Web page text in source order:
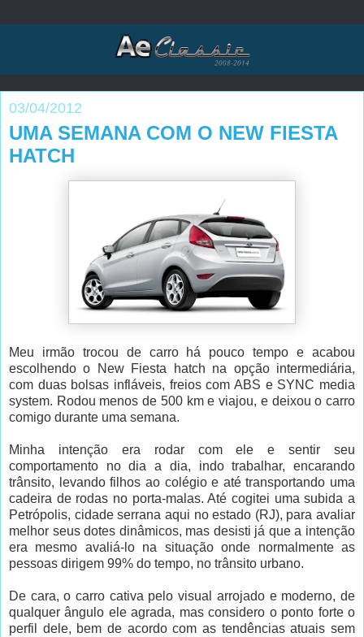
03/04/2012
UMA SEMANA COM O NEW FIESTA
HATCH
Meu irmão trocou de carro há pouco tempo e acabou
escolhendo o New Fiesta hatch na opção intermediária,
com duas bolsas infláveis, freios com ABS e SYNC media
system. Rodou menos de 500 km e viajou, e deixou o carro
comigo durante uma semana.
Minha intenção era rodar com ele e sentir seu
comportamento no dia a dia, indo trabalhar, encarando
trânsito, levando filhos ao colégio e até transportando uma
cadeira de rodas no porta-malas. Até cogitei uma subida a
Petrópolis, cidade serrana aqui no estado (RJ), para avaliar
melhor seus dotes dinâmicos, mas desisti já que a intenção
era mesmo avaliá-lo na situação onde normalmente as
pessoas dirigem 99% do tempo, no trânsito urbano.
De cara, o carro cativa pelo visual arrojado e moderno, de
qualquer ângulo ele agrada, mas considero o ponto forte o
perfil dele, bem de acordo com as tendências atuais sem